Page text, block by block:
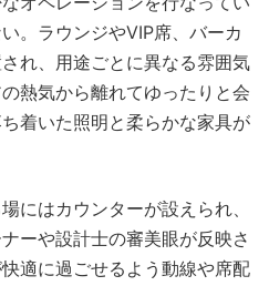
。ラウンジやVIP席、バーカ
れ、用途ごとに異なる雰囲気
熱気から離れてゆったりと会
着いた照明と柔らかな家具が
にはカウンターが設えられ、
ーや設計士の審美眼が反映さ
適に過ごせるよう動線や席配